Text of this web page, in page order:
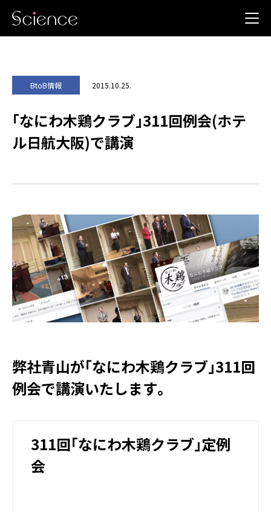
BtoB情報 2015.10.25.
｢なにわ木鶏クラブ｣311回例会(ホテ
ル日航大阪)で講演
弊社青山が｢なにわ木鶏クラブ｣311回
例会で講演いたします｡
311回｢なにわ木鶏クラブ｣定例
会